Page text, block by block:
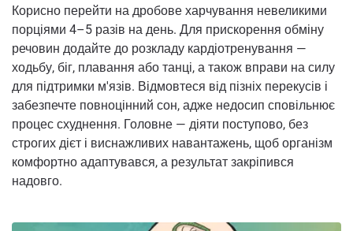
Корисно перейти на дробове харчування невеликими
порціями 4–5 разів на день. Для прискорення обміну
речовин додайте до розкладу кардіотренування —
ходьбу, біг, плавання або танці, а також вправи на силу
для підтримки м'язів. Відмовтеся від пізніх перекусів і
забезпечте повноцінний сон, адже недосип сповільнює
процес схуднення. Головне — діяти поступово, без
строгих дієт і виснажливих навантажень, щоб організм
комфортно адаптувався, а результат закріпився
надовго.